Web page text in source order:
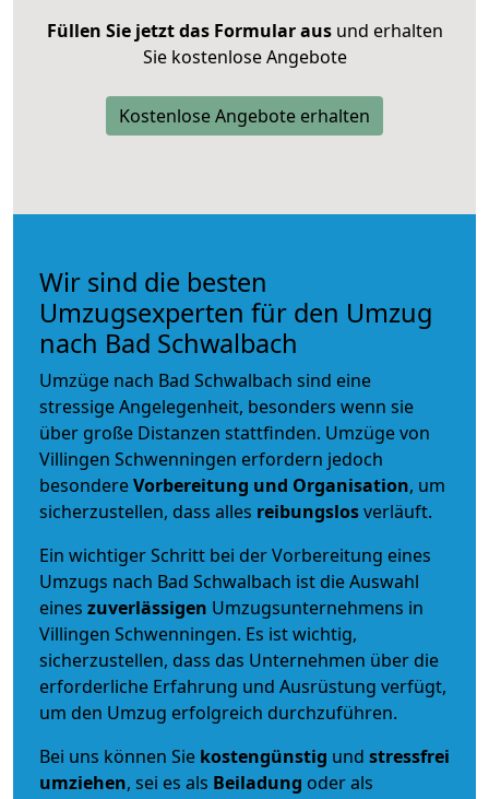
Füllen Sie jetzt das Formular ausund erhalten
Sie kostenlose Angebote
Kostenlose Angebote erhalten
Wir sind die besten
Umzugsexperten für den Umzug
nach Bad Schwalbach
Umzüge nach Bad Schwalbach sind eine
stressige Angelegenheit, besonders wenn sie
über große Distanzen stattfinden. Umzüge von
Villingen Schwenningen erfordern jedoch
besondereVorbereitung und Organisation, um
sicherzustellen, dass alles reibungslosverläuft.
Ein wichtiger Schritt bei der Vorbereitung eines
Umzugs nach Bad Schwalbach ist die Auswahl
eines zuverlässigen Umzugsunternehmens in
Villingen Schwenningen. Es ist wichtig,
sicherzustellen, dass das Unternehmen über die
erforderliche Erfahrung und Ausrüstung verfügt,
um den Umzug erfolgreich durchzuführen.
Bei uns können Sie kostengünstig und stressfrei
umziehen, sei es als Beiladung oder als